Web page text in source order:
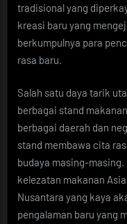
tradisional yang
kreasi baru yang
berkumpulnya para
rasa baru.
Salah satu daya tarik
berbagai stand
berbagai daerah dan
stand membawa cita
budaya masing-
kelezatan makanan
Nusantara yang kaya
pengalaman baru yang